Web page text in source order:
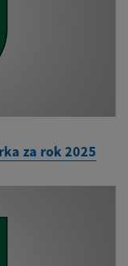
za rok 2025